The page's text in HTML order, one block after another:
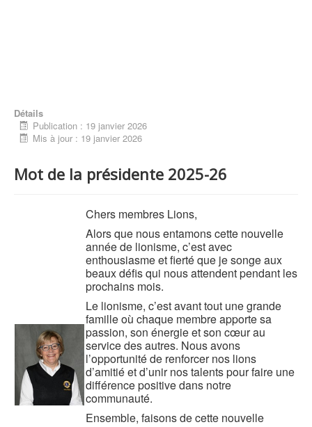
Détails
Publication : 19 janvier 2026
Mis à jour : 19 janvier 2026
Mot de la présidente 2025-26
Chers membres Lions,
Alors que nous entamons cette nouvelle
année de lionisme, c’est avec
enthousiasme et fierté que je songe aux
beaux défis qui nous attendent pendant les
prochains mois.
Le lionisme, c’est avant tout une grande
famille où chaque membre apporte sa
passion, son énergie et son cœur au
service des autres. Nous avons
l’opportunité de renforcer nos lions
d’amitié et d’unir nos talents pour faire une
différence positive dans notre
communauté.
Ensemble, faisons de cette nouvelle